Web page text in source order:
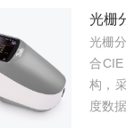
光栅
光栅
合
构，
度数